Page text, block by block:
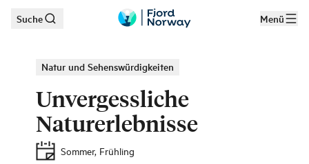
Zum Hauptinhalt
Suche Menü
Natur und Sehenswürdigkeiten
Unvergessliche
Naturerlebnisse
Sommer, Frühling